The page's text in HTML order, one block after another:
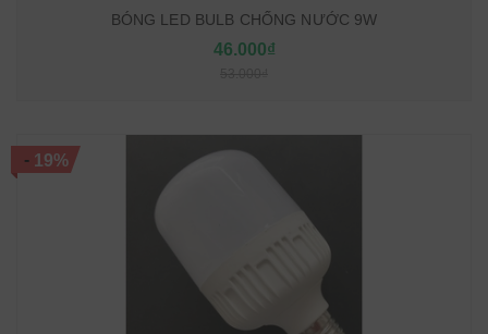
BÓNG LED BULB CHỐNG NƯỚC 9W
46.000₫
-19%